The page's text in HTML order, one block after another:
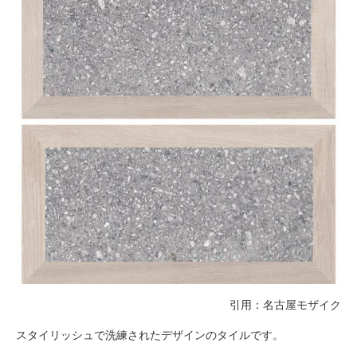
引用： 名古屋モザイク
スタイリッシュで洗練されたデザインのタイルです。